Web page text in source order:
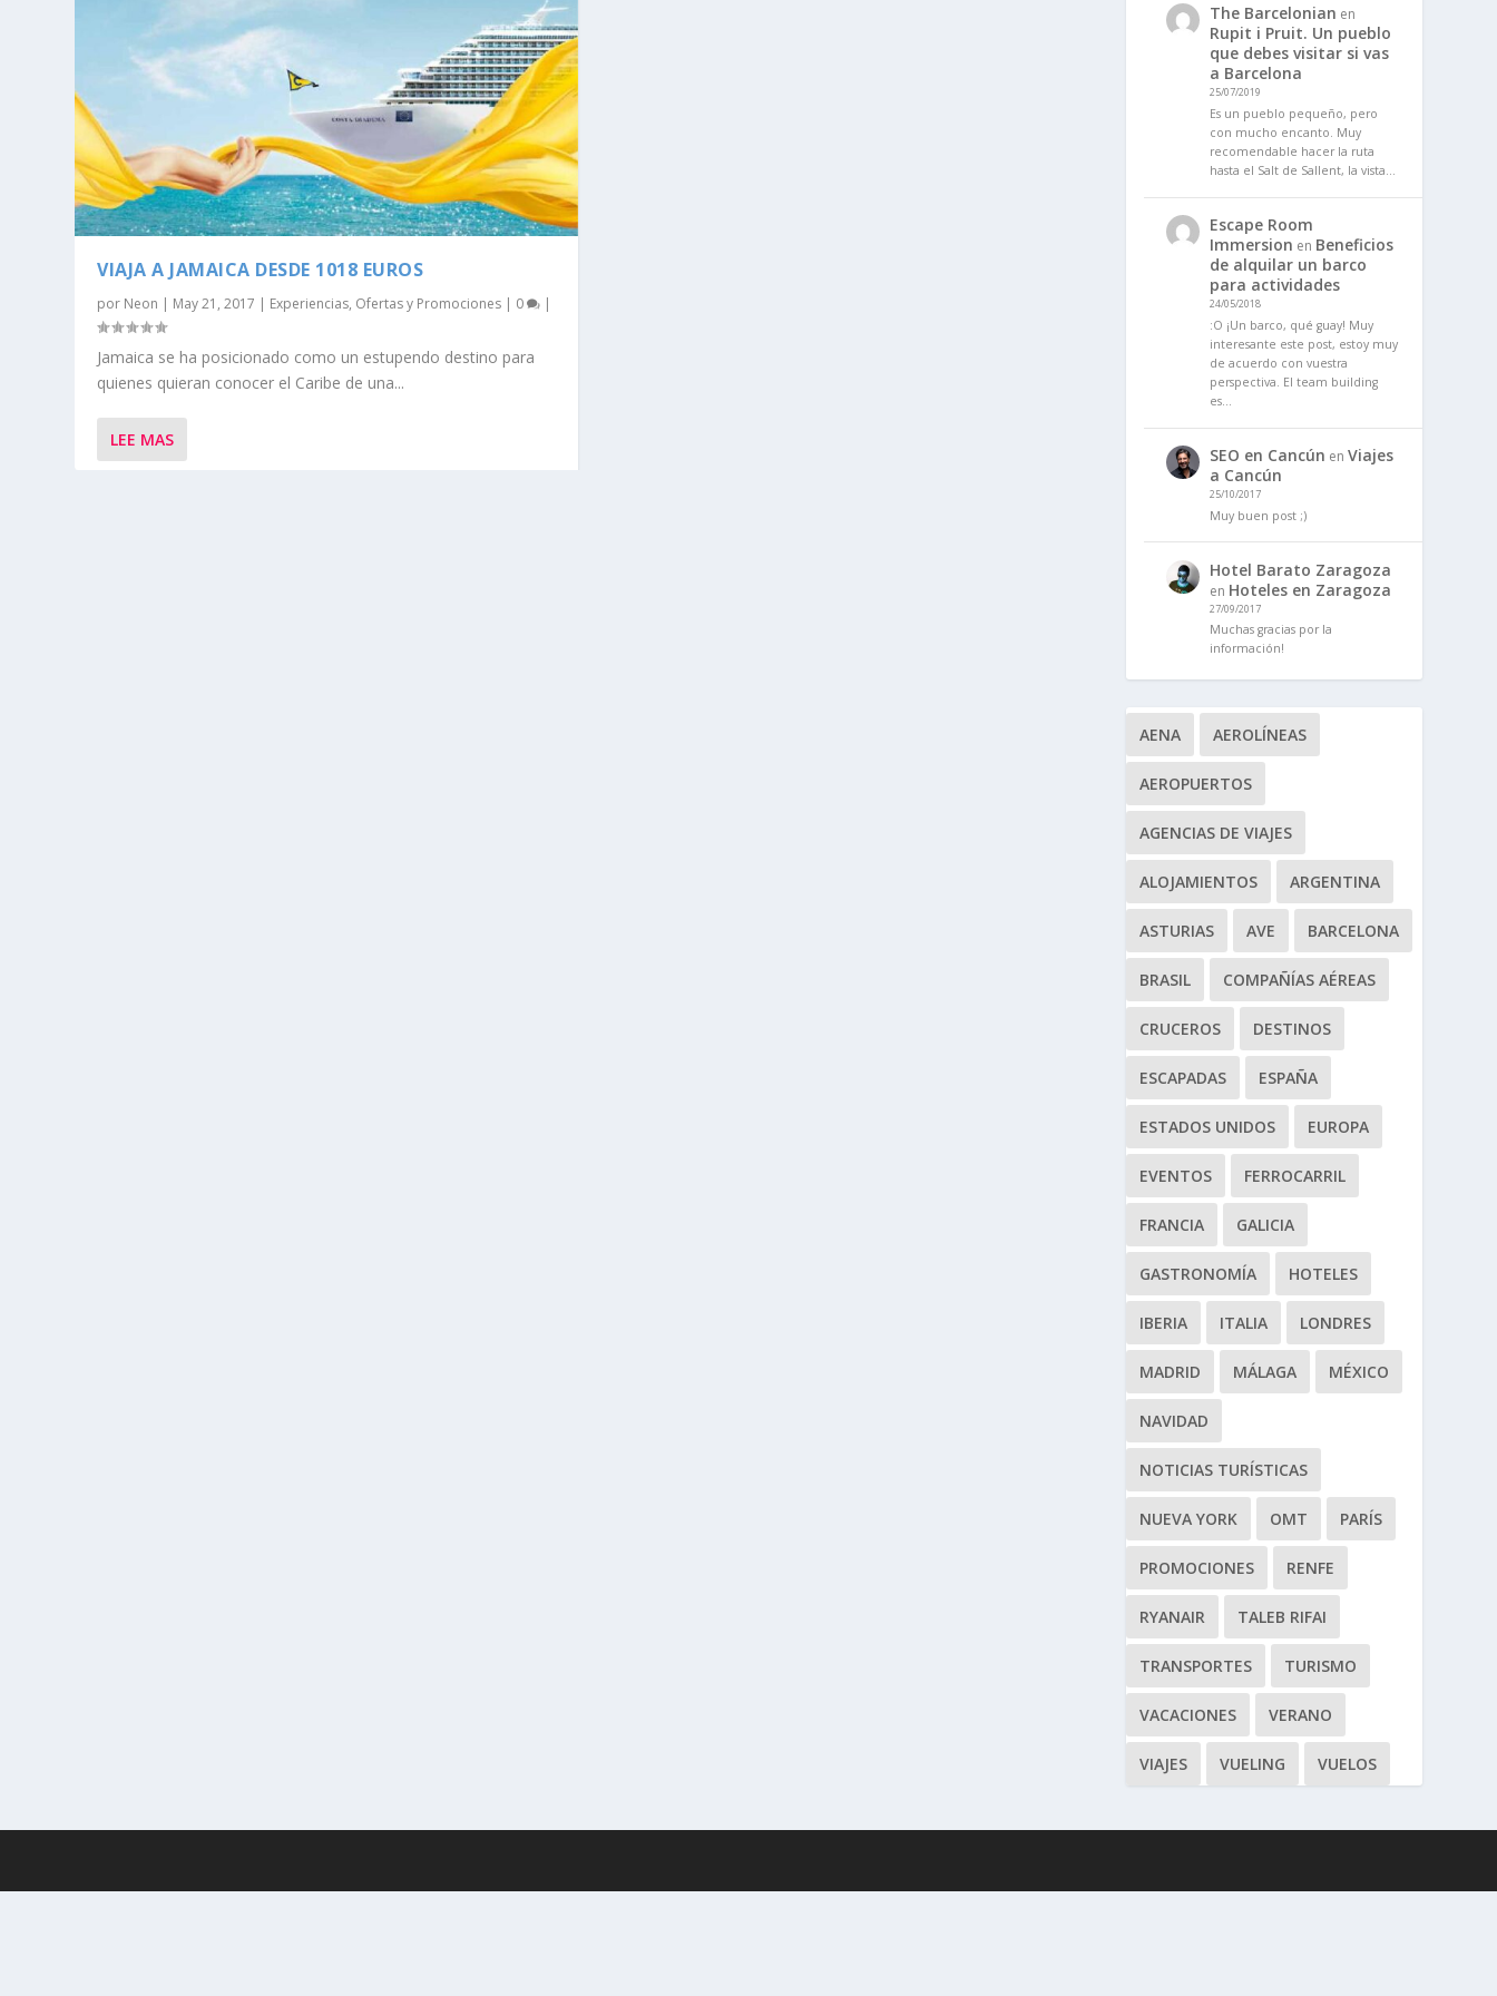
VIAJA A JAMAICA DESDE 1018 EUROS
por Neon | May 21, 2017 | Experiencias, Ofertas y Promociones | 0 |
Jamaica se ha posicionado como un estupendo destino para
quienes quieran conocer el Caribe de una...
LEE MAS
The Barcelonian en
Rupit i Pruit. Un pueblo
que debes visitar si vas
a Barcelona
25/07/2019
Es un pueblo pequeño, pero
con mucho encanto. Muy
recomendable hacer la ruta
hasta el Salt de Sallent, la vista…
Escape Room
Immersion en Beneficios
de alquilar un barco
para actividades
24/05/2018
:O ¡Un barco, qué guay! Muy
interesante este post, estoy muy
de acuerdo con vuestra
perspectiva. El team building
es…
SEO en Cancún en Viajes
a Cancún
25/10/2017
Muy buen post ;)
Hotel Barato Zaragoza
en Hoteles en Zaragoza
27/09/2017
Muchas gracias por la
información!
AENA AEROLÍNEAS
AEROPUERTOS
AGENCIAS DE VIAJES
ALOJAMIENTOS ARGENTINA
ASTURIAS AVE BARCELONA
BRASIL COMPAÑÍAS AÉREAS
CRUCEROS DESTINOS
ESCAPADAS ESPAÑA
ESTADOS UNIDOS EUROPA
EVENTOS FERROCARRIL
FRANCIA GALICIA
GASTRONOMÍA HOTELES
IBERIA ITALIA LONDRES
MADRID MÁLAGA MÉXICO
NAVIDAD
NOTICIAS TURÍSTICAS
NUEVA YORK OMT PARÍS
PROMOCIONES RENFE
RYANAIR TALEB RIFAI
TRANSPORTES TURISMO
VACACIONES VERANO
VIAJES VUELING VUELOS